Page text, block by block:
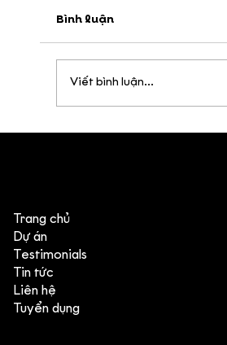
Inktober 2024 -
Bình luận
Viết bình luận...
Trang chủ
Dự án
Testimonials
Tin tức
Liên hệ
Tuyển dụng